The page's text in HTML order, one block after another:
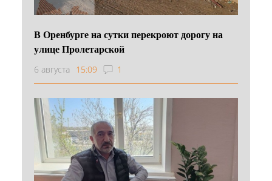
В Оренбурге на сутки перекроют дорогу на
улице Пролетарской
6 августа 15:09 1